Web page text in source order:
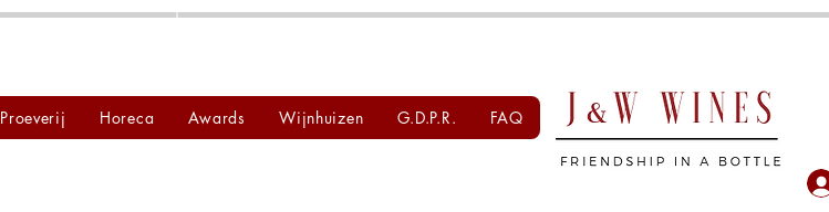
Proeverij Horeca Awards Wijnhuizen G.D.P.R. FAQ